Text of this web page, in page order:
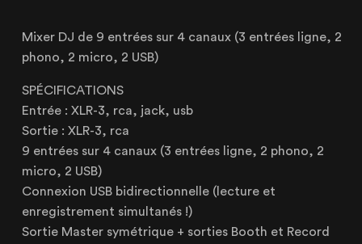
OUR EXPERTISE
OUR ACCOMPANIMENT
OUR REALISATIONS
RENTAL PRODUCTS
PRODUCTS FOR SALE
Mixer DJ de 9 entrées sur 4 canaux (3 entrées ligne, 2
phono, 2 micro, 2 USB)
SPÉCIFICATIONS
Entrée : XLR-3, rca, jack, usb
Sortie : XLR-3, rca
9 entrées sur 4 canaux (3 entrées ligne, 2 phono, 2
micro, 2 USB)
Connexion USB bidirectionnelle (lecture et
enregistrement simultanés !)
Sortie Master symétrique + sorties Booth et Record